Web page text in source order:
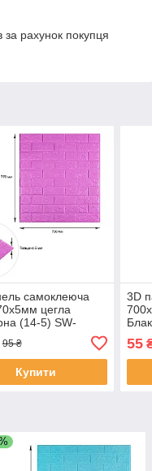
рахунок покупця
самоклеюча
цегла
(14-5) SW-
95 ₴
Купити
3D
55